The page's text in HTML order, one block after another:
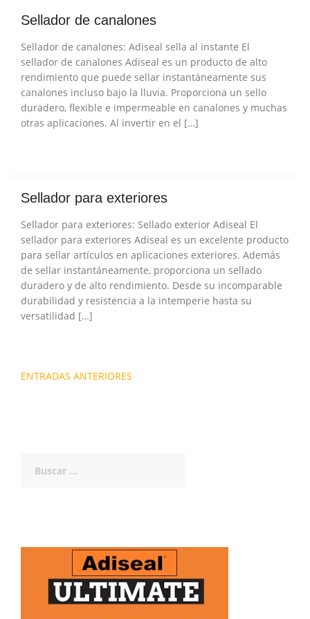
Sellador de canalones
Sellador de canalones: Adiseal sella al instante El
sellador de canalones Adiseal es un producto de alto
rendimiento que puede sellar instantáneamente sus
canalones incluso bajo la lluvia. Proporciona un sello
duradero, flexible e impermeable en canalones y muchas
otras aplicaciones. Al invertir en el […]
Sellador para exteriores
Sellador para exteriores: Sellado exterior Adiseal El
sellador para exteriores Adiseal es un excelente producto
para sellar artículos en aplicaciones exteriores. Además
de sellar instantáneamente, proporciona un sellado
duradero y de alto rendimiento. Desde su incomparable
durabilidad y resistencia a la intemperie hasta su
versatilidad […]
Navegación
ENTRADAS ANTERIORES